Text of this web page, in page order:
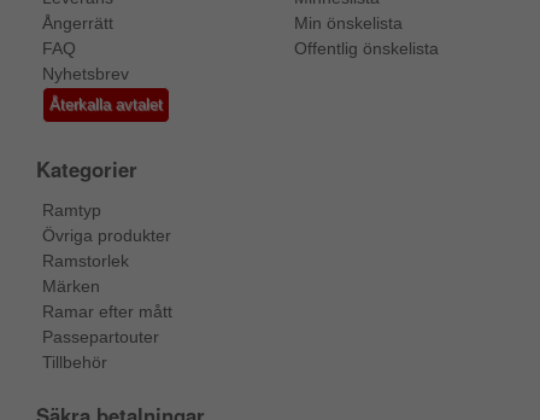
Ångerrätt
FAQ
Nyhetsbrev
Återkalla avtalet
Min önskelista
Offentlig önskelista
Kategorier
Ramtyp
Övriga produkter
Ramstorlek
Märken
Ramar efter mått
Passepartouter
Tillbehör